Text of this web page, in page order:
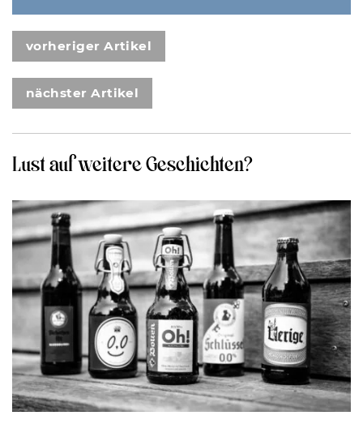
vorheriger Artikel
nächster Artikel
Lust auf weitere Geschichten?